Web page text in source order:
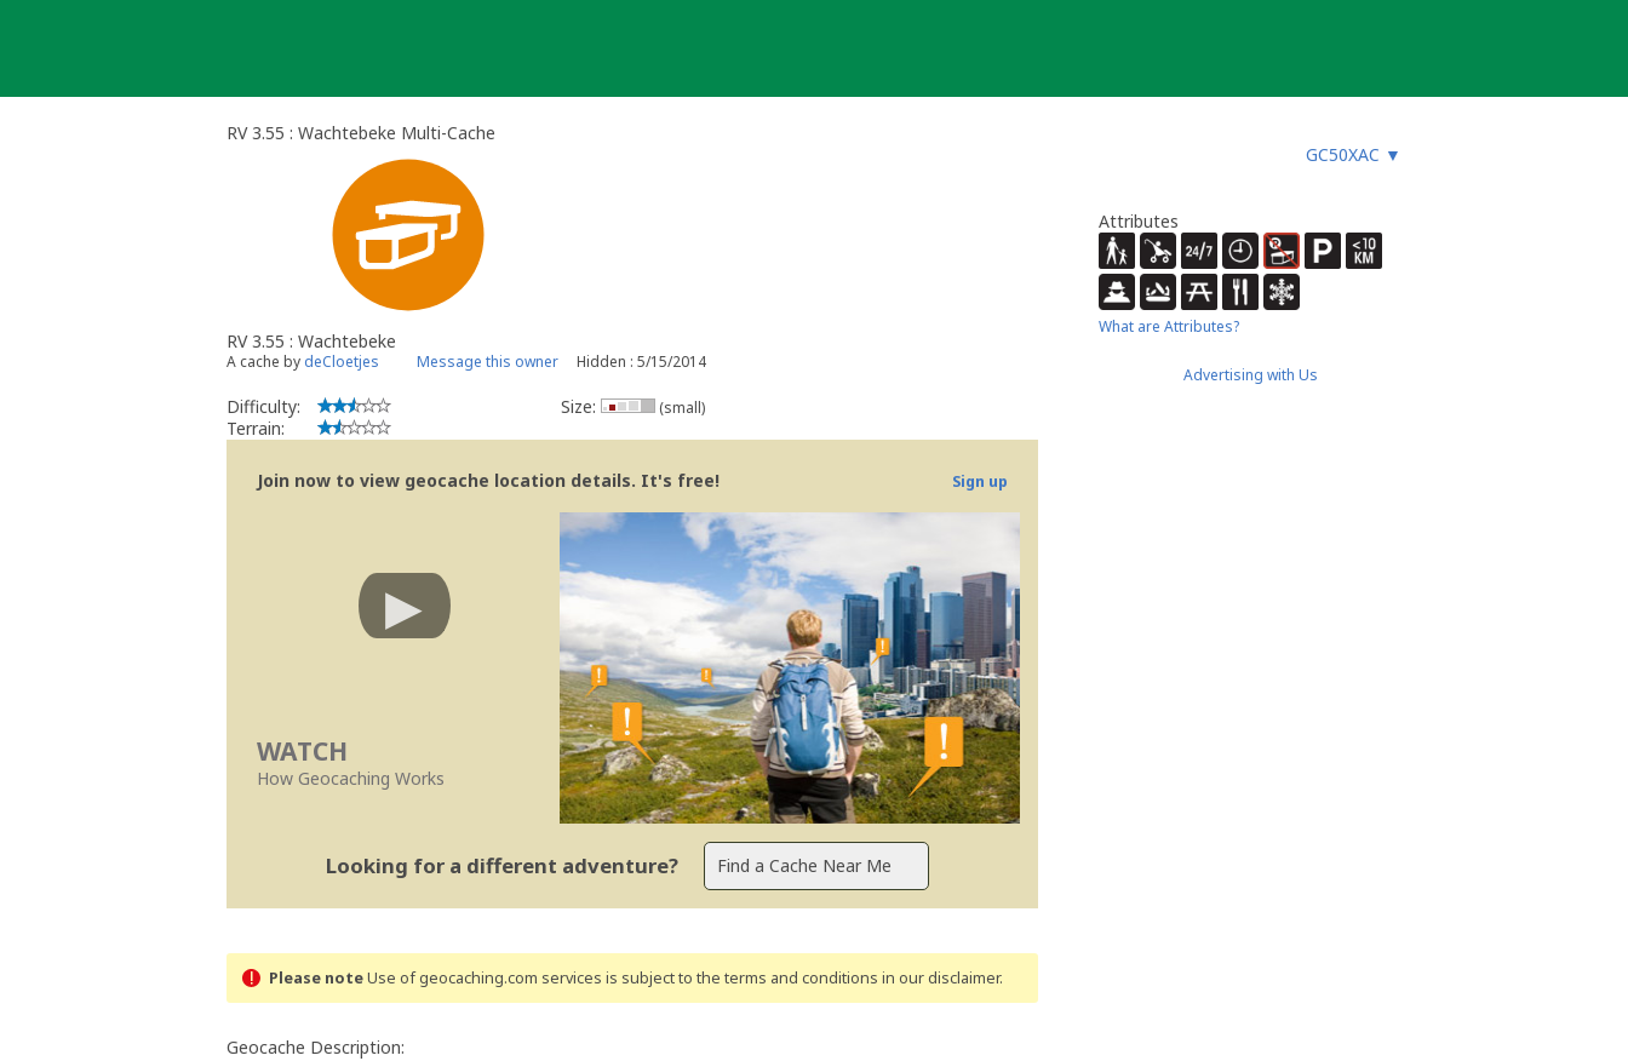
RV 3.55 : Wachtebeke Multi-Cache
GC50XAC ▼
RV 3.55 : Wachtebeke
A cache by deCloetjes Message this owner Hidden : 5/15/2014
Difficulty:
Terrain:
Size: (small)
Join now to view geocache location details. It's free! Sign up
WATCH
How Geocaching Works
Looking for a different adventure?
Please noteUse of geocaching.com services is subject to the terms and conditions in our disclaimer.
Geocache Description:
Attributes
What are Attributes?
Advertising with Us